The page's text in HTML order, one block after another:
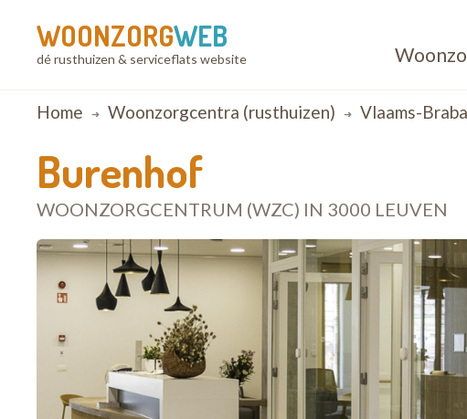
WOONZORGWEB
dé rusthuizen & serviceflats website
Breadcrumb
Home Woonzorgcentra (rusthuizen) Vlaams-
Burenhof
WOONZORGCENTRUM (WZC) IN 3000 LEUVEN